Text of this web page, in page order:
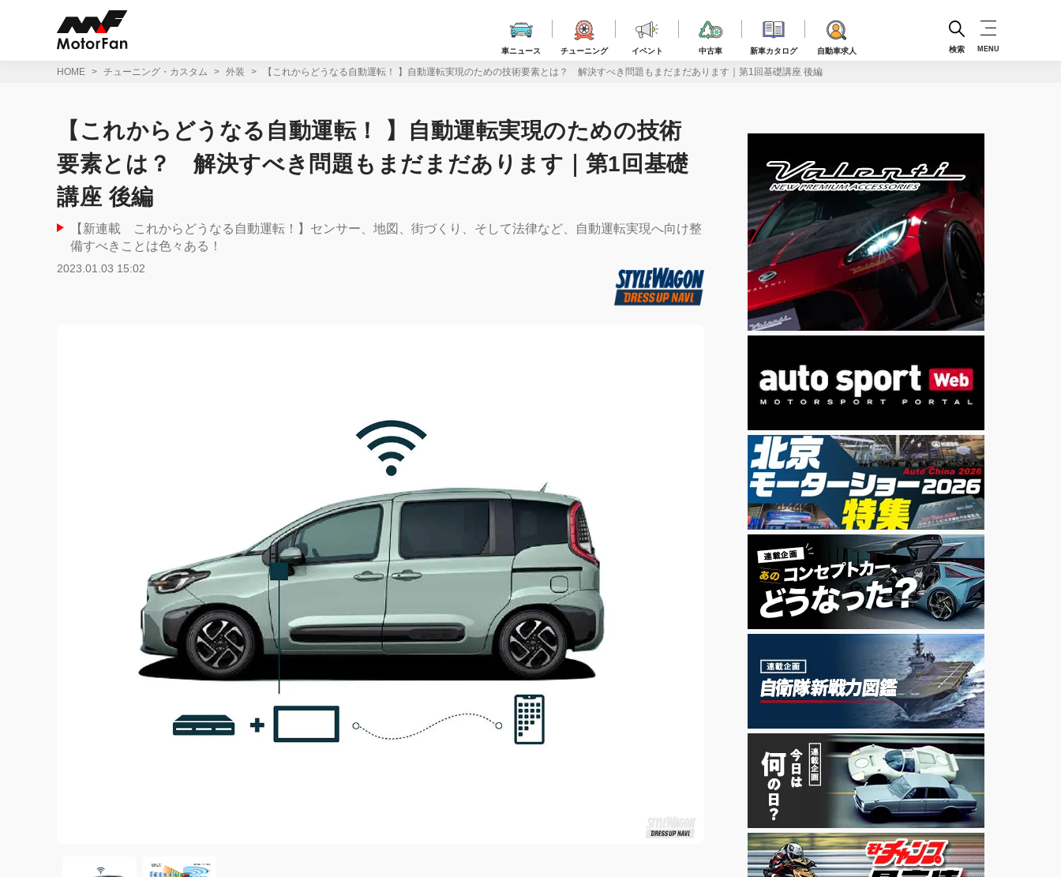
車ニュース チューニング イベント 中古車 新車カタログ 自動車求人 検索 MENU
HOME チューニング・カスタム 外装 【これからどうなる自動運転！ 】自動運転実現のための技術要素とは？ 解決すべき問題もまだまだあります｜第1回基礎講座 後編
【これからどうなる自動運転！ 】自動運転実現のための技術
要素とは？ 解決すべき問題もまだまだあります｜第1回基礎
講座 後編
【新連載 これからどうなる自動運転！】センサー、地図、街づくり、そして法律など、自動運転実現へ向け整
備すべきことは色々ある！
2023.01.03 15:02